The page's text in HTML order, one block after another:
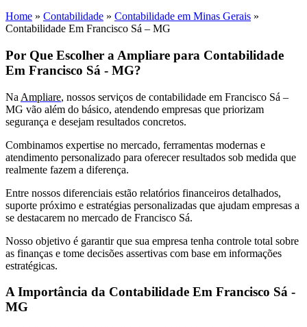
Home » Contabilidade » Contabilidade em Minas Gerais »
Contabilidade Em Francisco Sá – MG
Por Que Escolher a Ampliare para Contabilidade
Em Francisco Sá - MG?
Na Ampliare, nossos serviços de contabilidade em Francisco Sá –
MG vão além do básico, atendendo empresas que priorizam
segurança e desejam resultados concretos.
Combinamos expertise no mercado, ferramentas modernas e
atendimento personalizado para oferecer resultados sob medida que
realmente fazem a diferença.
Entre nossos diferenciais estão relatórios financeiros detalhados,
suporte próximo e estratégias personalizadas que ajudam empresas a
se destacarem no mercado de Francisco Sá.
Nosso objetivo é garantir que sua empresa tenha controle total sobre
as finanças e tome decisões assertivas com base em informações
estratégicas.
A Importância da Contabilidade Em Francisco Sá -
MG